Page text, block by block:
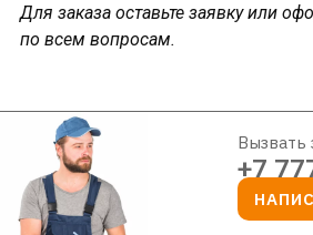
Для заказа оставьте заявку или
по всем вопросам.
+7